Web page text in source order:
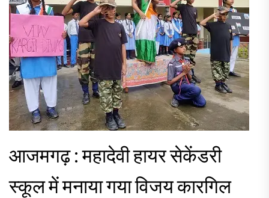
आजमगढ़ : महादेवी हायर सेकेंडरी
स्कूल में मनाया गया विजय कारगिल